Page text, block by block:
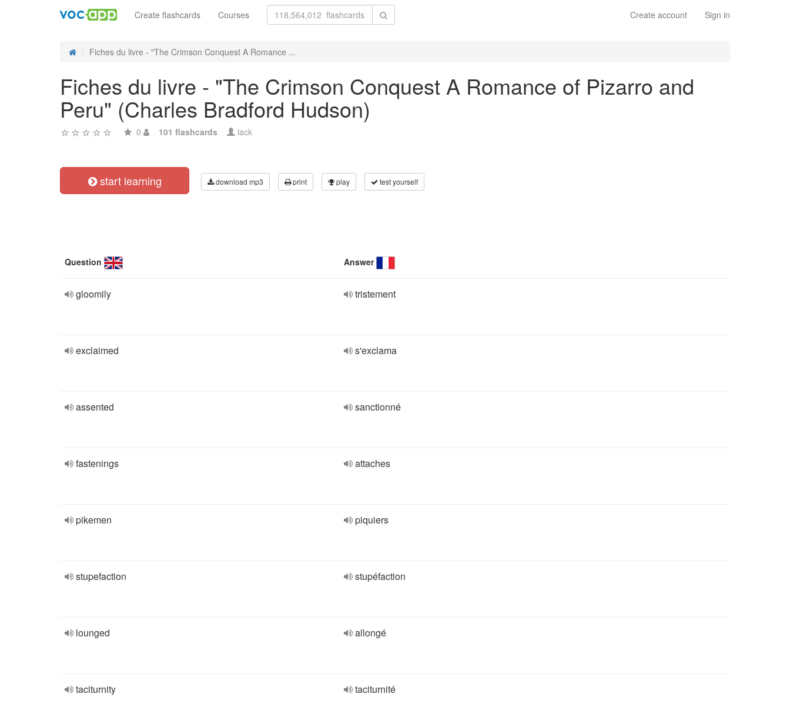
Create account Sign in
Create flashcards Courses
Fiches du livre - "The Crimson Conquest A Romance ...
Fiches du livre - "The Crimson Conquest A Romance of Pizarro and
Peru" (Charles Bradford Hudson)
0 101 flashcards lack
start learning download mp3 print play test yourself
Question Answer
gloomily tristement
exclaimed s'exclama
assented sanctionné
fastenings attaches
pikemen piquiers
stupefaction stupéfaction
lounged allongé
taciturnity taciturnité